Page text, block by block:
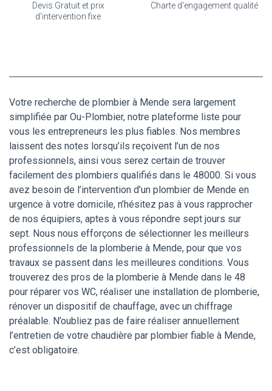
Devis Gratuit et prix
d'intervention fixe
Charte d'engagement qualité
Votre recherche de plombier à Mende sera largement
simplifiée par Ou-Plombier, notre plateforme liste pour
vous les entrepreneurs les plus fiables. Nos membres
laissent des notes lorsqu’ils reçoivent l’un de nos
professionnels, ainsi vous serez certain de trouver
facilement des plombiers qualifiés dans le 48000. Si vous
avez besoin de l’intervention d’un plombier de Mende en
urgence à votre domicile, n’hésitez pas à vous rapprocher
de nos équipiers, aptes à vous répondre sept jours sur
sept. Nous nous efforçons de sélectionner les meilleurs
professionnels de la plomberie à Mende, pour que vos
travaux se passent dans les meilleures conditions. Vous
trouverez des pros de la plomberie à Mende dans le 48
pour réparer vos WC, réaliser une installation de plomberie,
rénover un dispositif de chauffage, avec un chiffrage
préalable. N’oubliez pas de faire réaliser annuellement
l’entretien de votre chaudière par plombier fiable à Mende,
c’est obligatoire.